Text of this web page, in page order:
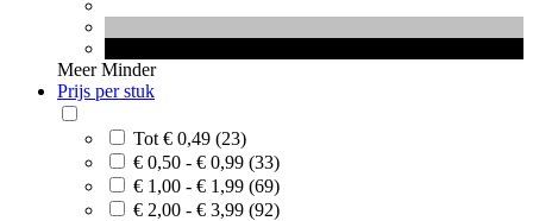
Meer Minder
Prijs per stuk
Tot € 0,49 (23)
€ 0,50 - € 0,99 (33)
€ 1,00 - € 1,99 (69)
€ 2,00 - € 3,99 (92)